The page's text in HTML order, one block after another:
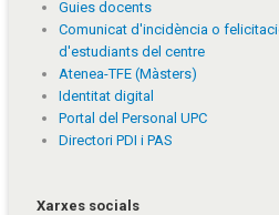
Guies docents
Comunicat d'incidència o
d'estudiants del centre
Atenea-TFE (Màsters)
Identitat digital
Portal del Personal UPC
Directori PDI i PAS
Xarxes socials